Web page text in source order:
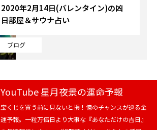
ブログ
2020年2月14日(バレンタイン)の凶
日部屋＆サウナ占い
YouTube 星月夜景の運命予報
宝くじを買う前に見ないと損！億のチャンスが巡る金
運予報。一粒万倍日より大事な『あなただけの吉日』